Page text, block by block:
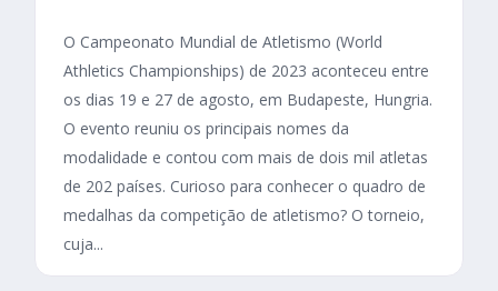
O Campeonato Mundial de Atletismo (World
Athletics Championships) de 2023 aconteceu entre
os dias 19 e 27 de agosto, em Budapeste, Hungria.
O evento reuniu os principais nomes da
modalidade e contou com mais de dois mil atletas
de 202 países. Curioso para conhecer o quadro de
medalhas da competição de atletismo? O torneio,
cuja...